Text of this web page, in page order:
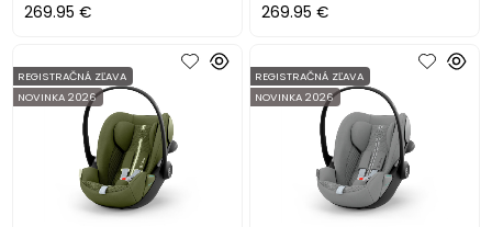
269.95 € 269.95 €
REGISTRAČNÁ ZĽAVA
NOVINKA 2026
REGISTRAČNÁ ZĽAVA
NOVINKA 2026